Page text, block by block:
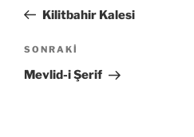
YazıKilitbahir Kalesi
Sonraki
Yazı
SONRAKI
Mevlid-i Şerif